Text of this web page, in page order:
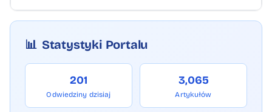
📊 Statystyki Portalu
201
Odwiedziny dzisiaj
3,065
Artykułów